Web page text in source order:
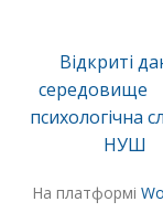
Відкриті
середовище
психологічна
НУШ
На платформі